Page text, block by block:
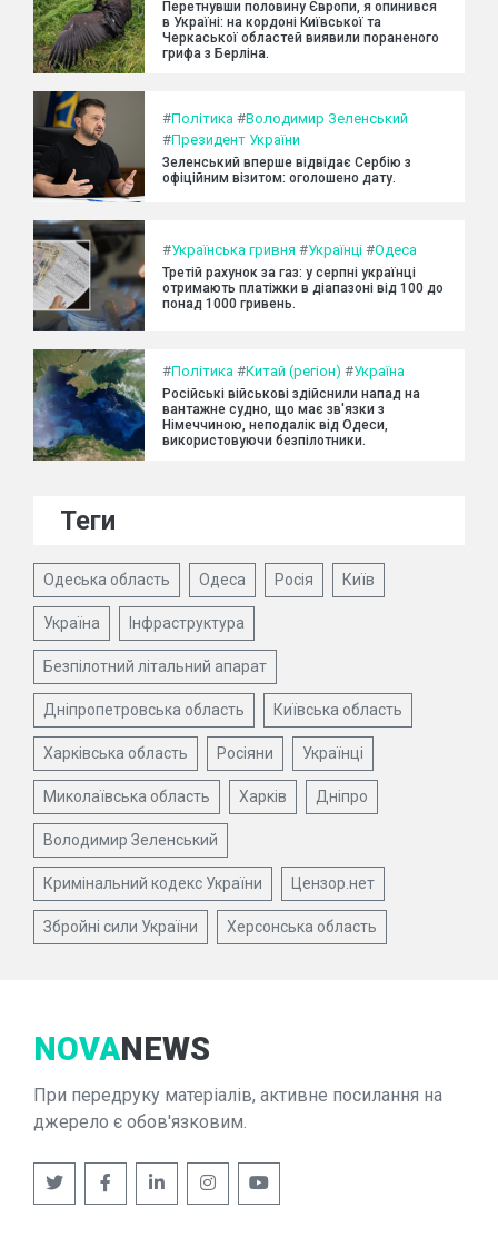
Перетнувши половину Європи, я опинився
в Україні: на кордоні Київської та
Черкаської областей виявили пораненого
грифа з Берліна.
#Політика #Володимир Зеленський
#Президент України
Зеленський вперше відвідає Сербію з
офіційним візитом: оголошено дату.
#Українська гривня #Українці #Одеса
Третій рахунок за газ: у серпні українці
отримають платіжки в діапазоні від 100 до
понад 1000 гривень.
#Політика #Китай (регіон) #Україна
Російські військові здійснили напад на
вантажне судно, що має зв'язки з
Німеччиною, неподалік від Одеси,
використовуючи безпілотники.
Теги
Одеська область Одеса Росія Київ
Україна Інфраструктура
Безпілотний літальний апарат
Дніпропетровська область Київська область
Харківська область Росіяни Українці
Миколаївська область Харків Дніпро
Володимир Зеленський
Кримінальний кодекс України Цензор.нет
Збройні сили України Херсонська область
NOVANEWS
При передруку матеріалів, активне посилання на
джерело є обов'язковим.